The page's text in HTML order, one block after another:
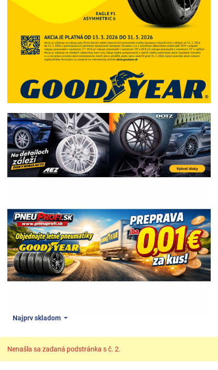
Najprv skladom
Nenašla sa zadaná podstránka s č. 2.